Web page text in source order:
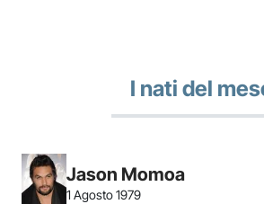
I nati del
Jason Momoa
1 Agosto 1979